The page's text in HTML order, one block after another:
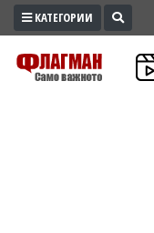
ПРОМО
ЗОНА
КАТЕГОРИИ